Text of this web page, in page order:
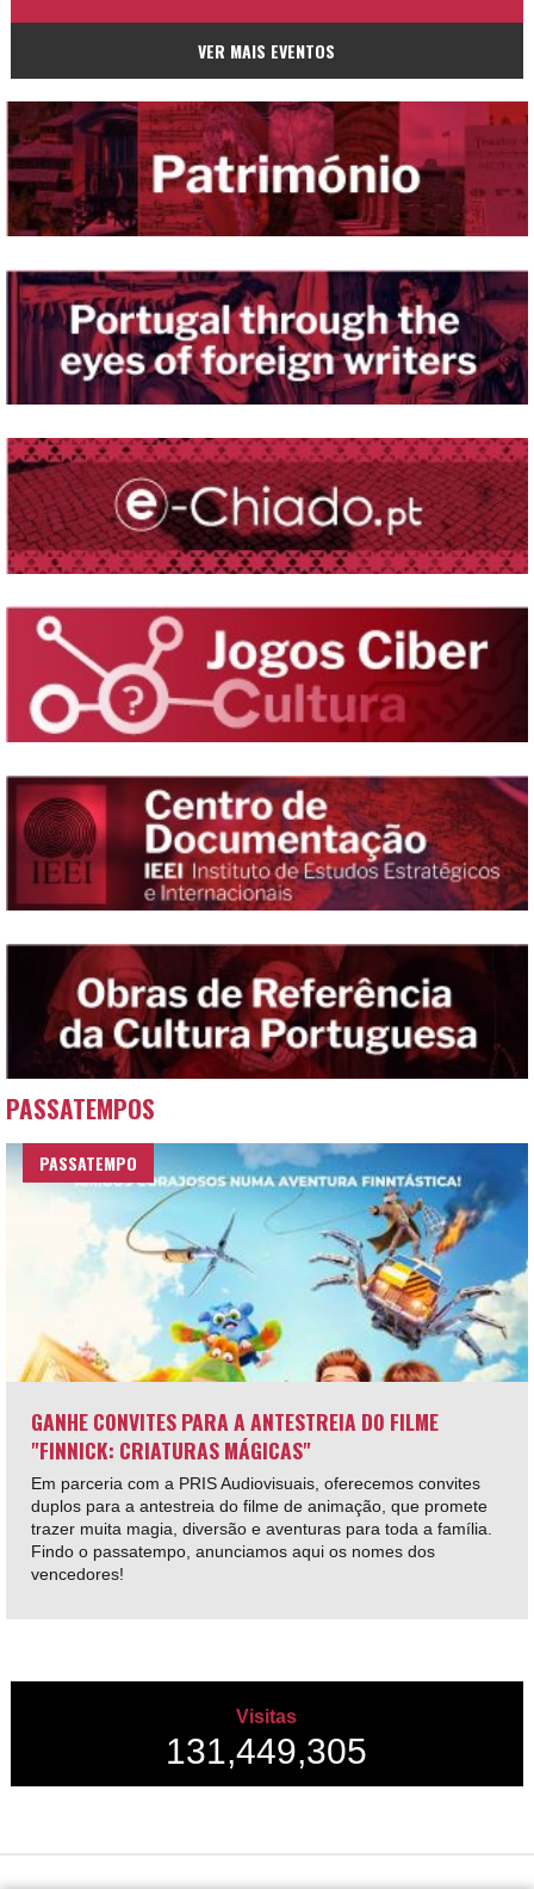
VER MAIS EVENTOS
PASSATEMPOS
PASSATEMPO
GANHE CONVITES PARA A ANTESTREIA DO FILME
"FINNICK: CRIATURAS MÁGICAS"
Em parceria com a PRIS Audiovisuais, oferecemos convites
duplos para a antestreia do filme de animação, que promete
trazer muita magia, diversão e aventuras para toda a família.
Findo o passatempo, anunciamos aqui os nomes dos
vencedores!
Visitas
131,449,305